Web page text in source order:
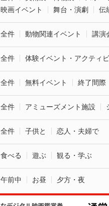
映画イベント
舞台・演劇 伝
全件 動物関連イベント 講演
全件 体験イベント・アクティ
全件 無料イベント 終了間際
全件 アミューズメント施設
全件 子供と 恋人・夫婦で
食べる 遊ぶ 観る・学ぶ
午前中 お昼 夕方・夜